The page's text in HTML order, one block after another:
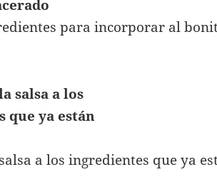
para incorporar al
a los ingredientes que ya